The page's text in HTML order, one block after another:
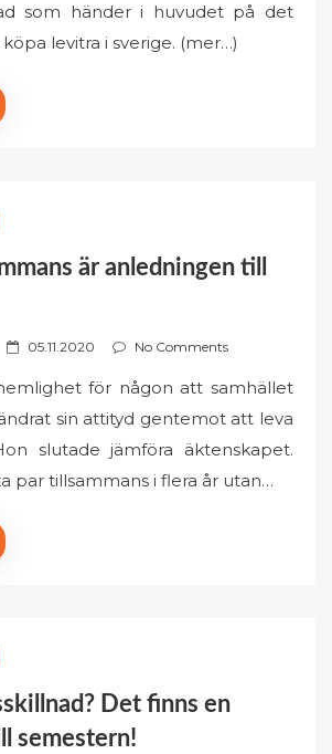
t
som händer i huvudet på det
levitra i sverige. (mer…)
är anledningen till
P
s
t
e
d
05.11.2020 No Comments
för någon att samhället
sin attityd gentemot att leva
slutade jämföra äktenskapet.
par tillsammans i flera år utan…
Det finns en
semestern!